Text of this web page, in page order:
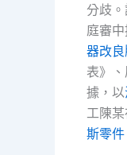
分歧
庭審
器改良
表》
據，以
工陳
斯零件